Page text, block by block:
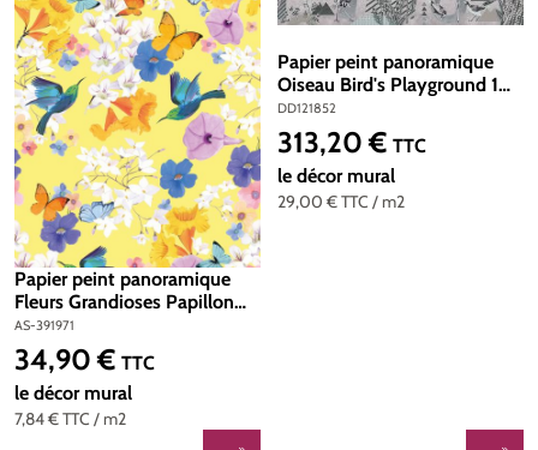
Papier peint panoramique
Fleurs Grandioses Papillon
jaune - The Wall 2 d'A.S.
Création | Réf. AS-391971
AS-391971
7,84 €TTC / m2
Prix régulier :
34,90 € TTC
le décor mural
Papier peint panoramique
Oiseau Bird's Playground 1
violet - Référence DD121852
- Intissé 200g/m2 - 400 x
270 cm
DD121852
29,00 €TTC / m2
Prix régulier :
313,20 € TTC
le décor mural